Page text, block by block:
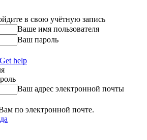
в свою учётную запись
Ваше имя пользователя
Ваш пароль
help
Ваш адрес электронной почты
по электронной почте.